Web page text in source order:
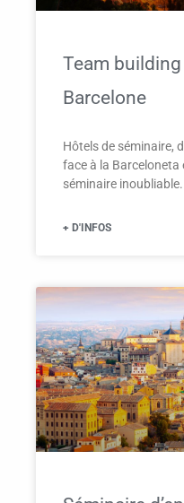
Team
Barcelone
Hôtels de séminaire,
face à la Barceloneta
séminaire inoubliable.
+ D'INFOS